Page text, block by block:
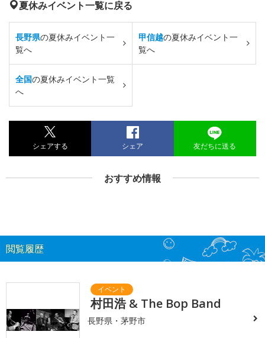
夏休みイベント一覧に戻る
長野県の夏休みイベント一
覧へ
甲信越の夏休みイベント一
覧へ
全国の夏休みイベント一覧
へ
シェアする シェア 友だちに送る
おすすめ情報
閲覧履歴
村田浩 & The Bop Band
長野県・茅野市